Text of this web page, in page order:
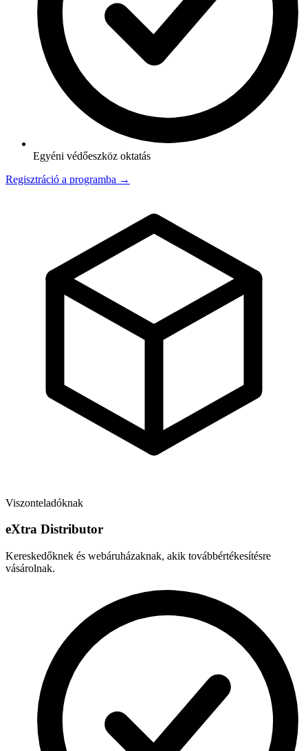
Egyéni védőeszköz oktatás
Regisztráció a programba →
Viszonteladóknak
eXtra Distributor
Kereskedőknek és webáruházaknak, akik továbbértékesítésre
vásárolnak.